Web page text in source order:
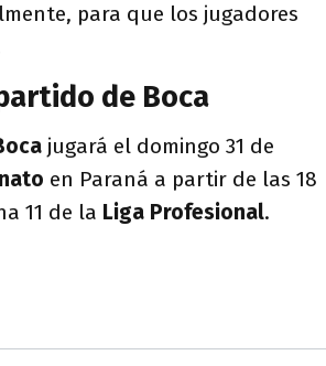
para que los jugadores
de Boca
jugará el domingo 31 de
en Paraná a partir de las 18
11 de la Liga Profesional.